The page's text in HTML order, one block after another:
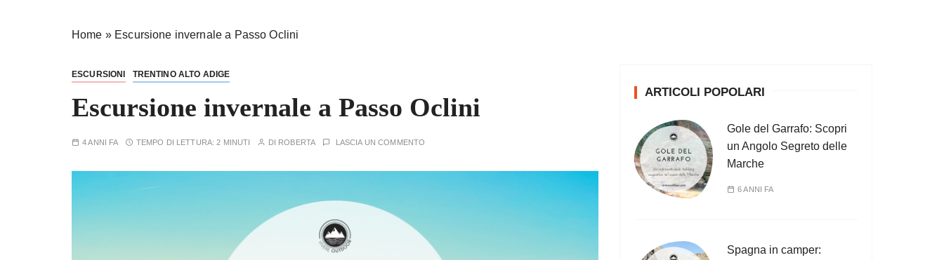
Home » Escursione invernale a Passo Oclini
ESCURSIONI TRENTINO ALTO ADIGE
Escursione invernale a Passo Oclini
4 ANNI FA TEMPO DI LETTURA:2 MINUTI DI ROBERTA LASCIA UN COMMENTO
ARTICOLI POPOLARI
Gole del Garrafo: Scopri
un Angolo Segreto delle
Marche
6 ANNI FA
Spagna in camper: